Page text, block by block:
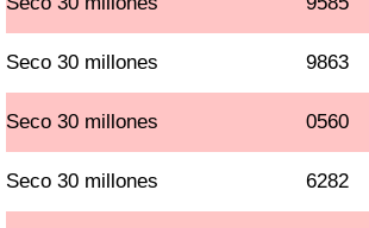
Seco 30 millones 9863
Seco 30 millones 0560
Seco 30 millones 6282